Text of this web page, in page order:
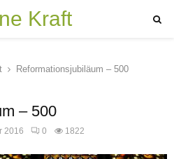
Kraft
Reformationsjubiläum – 500
– 500
2016 0 1822